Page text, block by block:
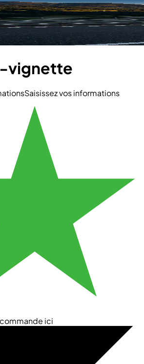
vignette
Saisissez vos informations
ici